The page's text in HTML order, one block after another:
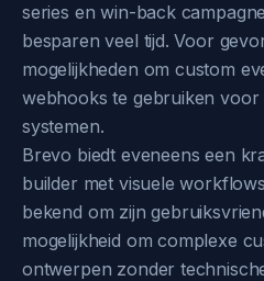
series en win-back
besparen veel tijd. Voor
mogelijkheden om custom
webhooks te gebruiken voor
systemen.
Brevo biedt eveneens een
builder met visuele
bekend om zijn
mogelijkheid om complexe
ontwerpen zonder